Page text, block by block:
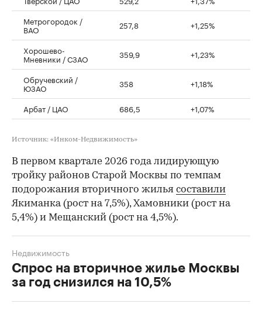
Метрогородок /
ВАО 257,8 +1,25%
Хорошево-
Мневники / СЗАО 359,9 +1,23%
Обручевский /
ЮЗАО 358 +1,18%
Арбат / ЦАО 686,5 +1,07%
Источник: «Инком-Недвижимость»
В первом квартале 2026 года лидирующую
тройку районов Старой Москвы по темпам
подорожания вторичного жилья составили
Якиманка (рост на 7,5%), Хамовники (рост на
5,4%) и Мещанский (рост на 4,5%).
Спрос на вторичное жилье Москвы
за год снизился на 10,5%
Недвижимость